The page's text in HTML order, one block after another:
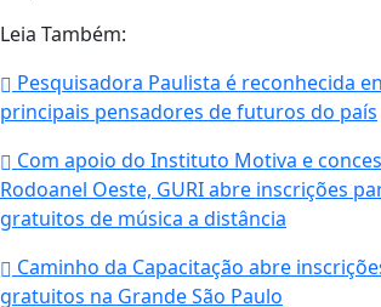
Leia Também:
Pesquisadora Paulista é reconhecida
principais pensadores de futuros do país
Com apoio do Instituto Motiva e
Rodoanel Oeste, GURI abre inscrições
gratuitos de música a distância
Caminho da Capacitação abre
gratuitos na Grande São Paulo